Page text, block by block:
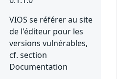
VIOS se référer au site
de l'éditeur pour les
versions vulnérables,
cf. section
Documentation